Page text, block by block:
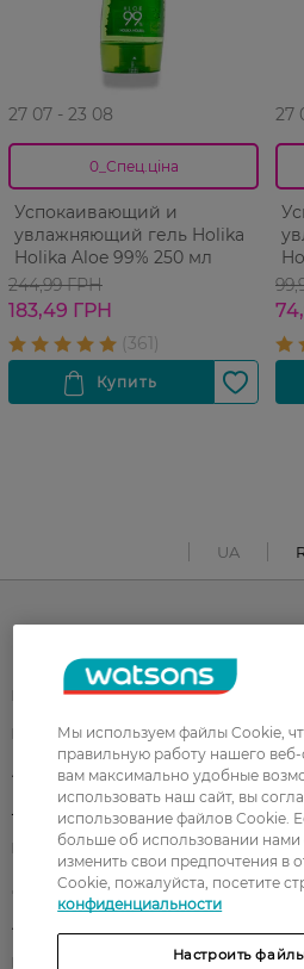
27 07 - 23 08
0_Спец.ціна
Успокаивающий и
увлажняющий гель Holika
Holika Aloe 99% 250 мл
244,99 ГРН
183,49 ГРН
27
UA
Каталог
Корейская косметика
Парфюмерия
Акции
Лицо Тело
Подарки
Аксессуары
Мы используем файлы Cookie,
правильную работу нашего веб-
вам максимально удобные
использовать наш сайт, вы
использование файлов Cookie.
больше об использовании
изменить свои предпочтения в
Cookie, пожалуйста, посетите
конфиденциальности
Настроить